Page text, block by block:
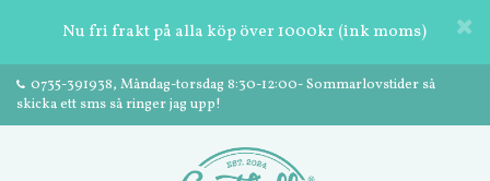
Nu fri frakt på alla köp över 1000kr (ink moms)
0735-391938, Måndag-torsdag 8:30-12:00- Sommarlovstider så
skicka ett sms så ringer jag upp!